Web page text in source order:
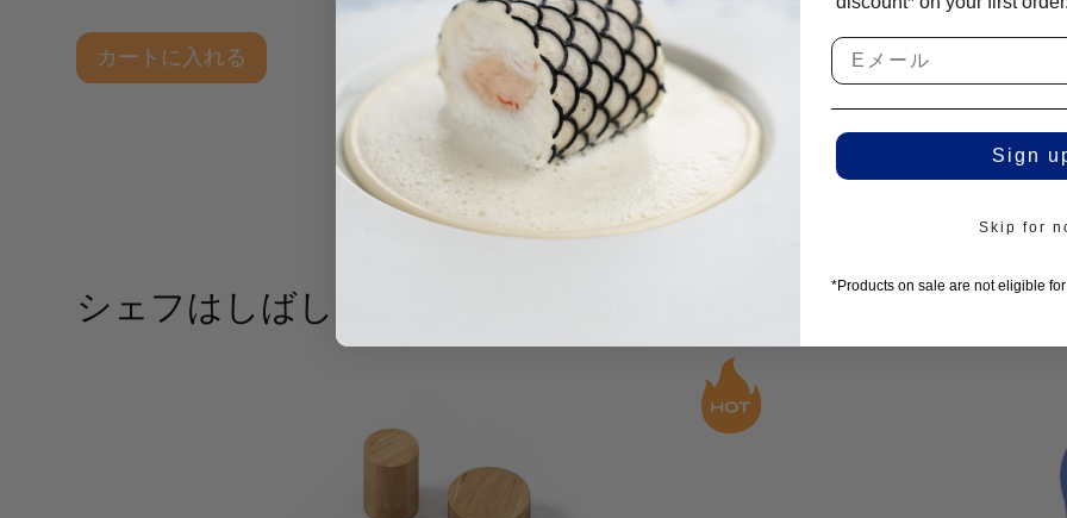
カートに入れる
シェフはしばしば、この料理と組み合わせる。
Sign
Skip for
*Products on sale are not eligible